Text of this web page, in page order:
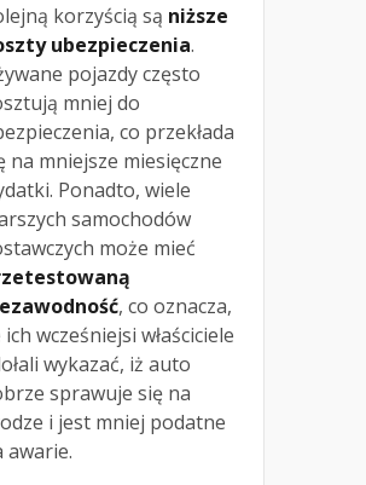
korzyścią są niższe
ubezpieczenia.
pojazdy często
mniej do
co przekłada
na mniejsze miesięczne
Ponadto, wiele
samochodów
może mieć
, co oznacza,
ich wcześniejsi właściciele
wykazać, iż auto
sprawuje się na
i jest mniej podatne
awarie.